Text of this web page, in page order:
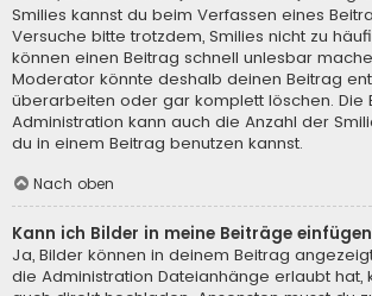
Smilies kannst du beim Verfassen eines
Versuche bitte trotzdem, Smilies nicht zu
können einen Beitrag schnell unlesbar
Moderator könnte deshalb deinen Beitrag
überarbeiten oder gar komplett löschen. Die
Administration kann auch die Anzahl der
du in einem Beitrag benutzen kannst.
Nach oben
Kann ich Bilder in meine Beiträge
Ja, Bilder können in deinem Beitrag
die Administration Dateianhänge erlaubt hat,